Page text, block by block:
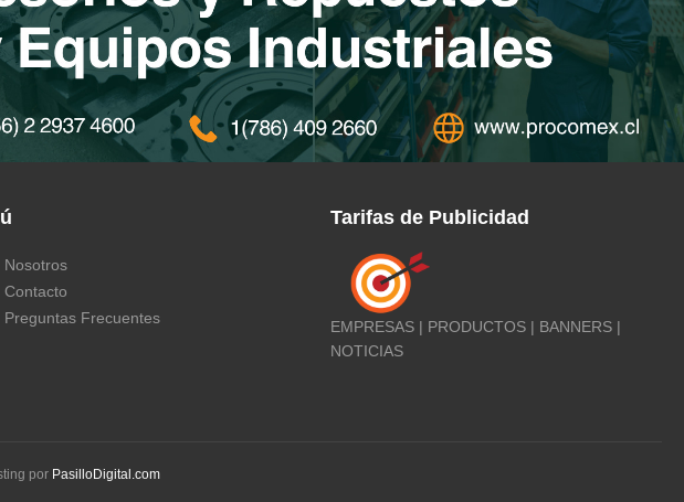
Nosotros
Contacto
Preguntas Frecuentes
Tarifas de Publicidad
EMPRESAS | PRODUCTOS | BANNERS |
NOTICIAS
por PasilloDigital.com